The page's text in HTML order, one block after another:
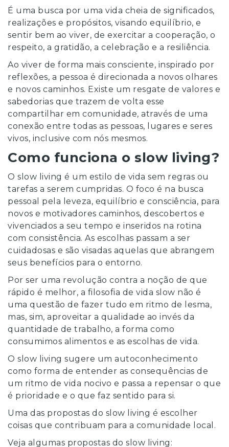
É uma busca por uma vida cheia de significados,
realizações e propósitos, visando equilíbrio, e
sentir bem ao viver, de exercitar a cooperação, o
respeito, a gratidão, a celebração e a resiliência.
Ao viver de forma mais consciente, inspirado por
reflexões, a pessoa é direcionada a novos olhares
e novos caminhos. Existe um resgate de valores e
sabedorias que trazem de volta esse
compartilhar em comunidade, através de uma
conexão entre todas as pessoas, lugares e seres
vivos, inclusive com nós mesmos.
Como funciona o slow living?
O slow living é um estilo de vida sem regras ou
tarefas a serem cumpridas. O foco é na busca
pessoal pela leveza, equilíbrio e consciência, para
novos e motivadores caminhos, descobertos e
vivenciados a seu tempo e inseridos na rotina
com consistência. As escolhas passam a ser
cuidadosas e são visadas aquelas que abrangem
seus benefícios para o entorno.
Por ser uma revolução contra a noção de que
rápido é melhor, a filosofia de vida slow não é
uma questão de fazer tudo em ritmo de lesma,
mas, sim, aproveitar a qualidade ao invés da
quantidade de trabalho, a forma como
consumimos alimentos e as escolhas de vida.
O slow living sugere um autoconhecimento
como forma de entender as consequências de
um ritmo de vida nocivo e passa a repensar o que
é prioridade e o que faz sentido para si.
Uma das propostas do slow living é escolher
coisas que contribuam para a comunidade local.
Veja algumas propostas do slow living: